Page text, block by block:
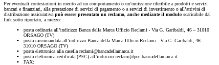
Per eventuali contestazioni in merito ad un comportamento o un’omissione riferibile a prodotti e servizi
bancari e finanziari, alla prestazione di servizi di pagamento o a servizi di investimento o all’attività di
distribuzione assicurativa può essere presentato un reclamo, anche mediante il modulo scaricabile dal
link sotto riportato, a mezzo:
posta ordinaria all’indirizzo Banca della Marca Ufficio Reclami - Via G. Garibaldi, 46 – 31010
ORSAGO (TV)
posta raccomandata all’indirizzo Banca della Marca Ufficio Reclami - Via G. Garibaldi, 46 –
31010 ORSAGO (TV)
posta elettronica alla casella reclami@bancadellamarca.it
posta elettronica certificata (PEC) all’indirizzo reclami@pec.bancadellamarca.it
FAX: